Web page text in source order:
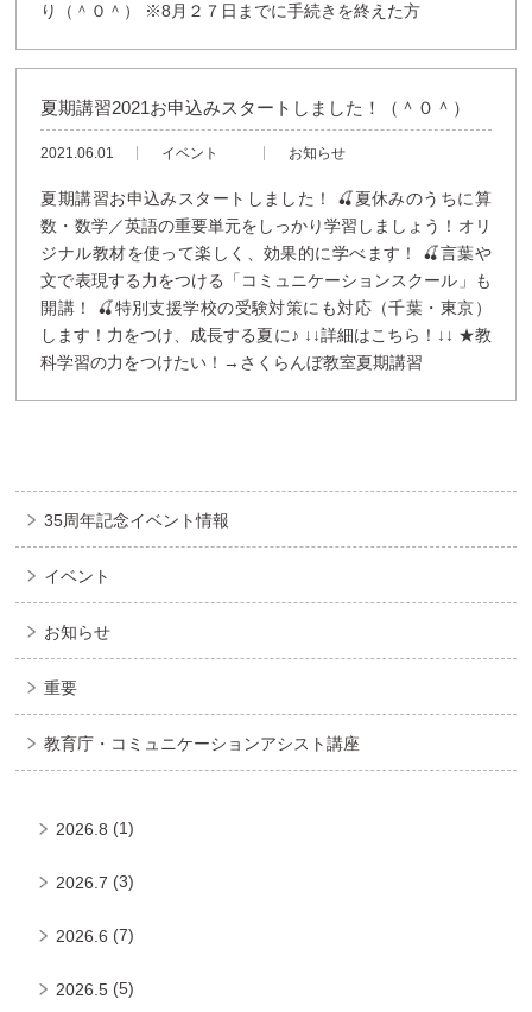
り（＾０＾） ※8月２７日までに手続きを終えた方
夏期講習2021お申込みスタートしました！（＾０＾）
2021.06.01 イベント お知らせ
夏期講習お申込みスタートしました！ 🍒夏休みのうちに算
数・数学／英語の重要単元をしっかり学習しましょう！オリ
ジナル教材を使って楽しく、効果的に学べます！ 🍒言葉や
文で表現する力をつける「コミュニケーションスクール」も
開講！ 🍒特別支援学校の受験対策にも対応（千葉・東京）
します！力をつけ、成長する夏に♪ ↓↓詳細はこちら！↓↓ ★教
科学習の力をつけたい！→さくらんぼ教室夏期講習
35周年記念イベント情報
イベント
お知らせ
重要
教育庁・コミュニケーションアシスト講座
2026.8 (1)
2026.7 (3)
2026.6 (7)
2026.5 (5)